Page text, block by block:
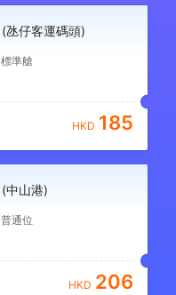
(氹仔客運碼頭)
標準艙
HKD 185
(中山港)
普通位
HKD 206